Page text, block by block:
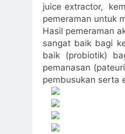
juice extractor,
pemeraman untuk
Hasil pemeraman
sangat baik bagi
baik (probiotik)
pemanasan
pembusukan serta